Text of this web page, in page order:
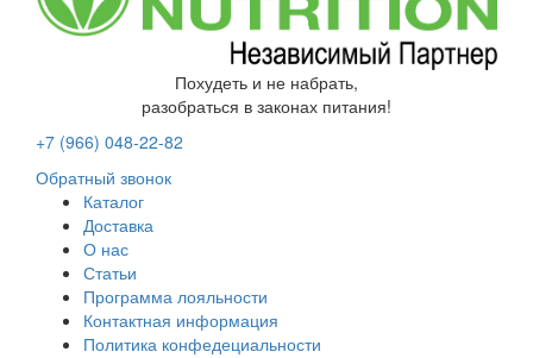
Похудеть и не набрать,
разобраться в законах питания!
+7 (966) 048-22-82
Обратный звонок
Каталог
Доставка
О нас
Статьи
Программа лояльности
Контактная информация
Политика конфедециальности